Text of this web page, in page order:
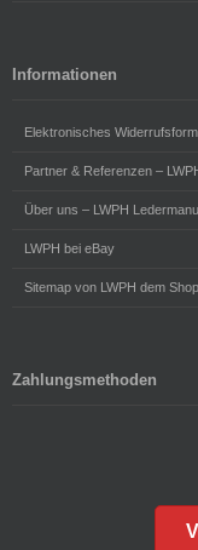
Informationen
Elektronisches
Partner & Referenzen –
Über uns – LWPH
LWPH bei eBay
Sitemap von LWPH dem
Zahlungsmethoden